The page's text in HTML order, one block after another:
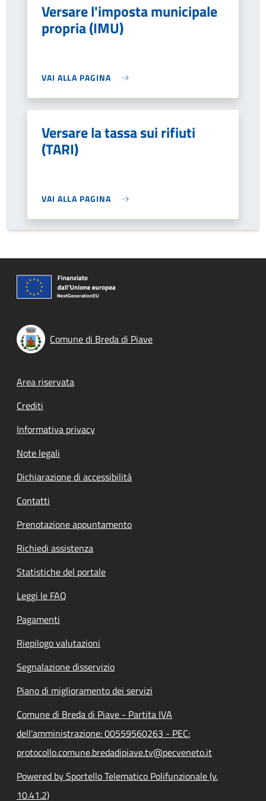
Versare l'imposta municipale
propria (IMU)
VAI ALLA PAGINA
Versare la tassa sui rifiuti
(TARI)
VAI ALLA PAGINA
Comune di Breda di Piave
Footer menu
Area riservata
Crediti
Informativa privacy
Note legali
Dichiarazione di accessibilità
Contatti
Prenotazione appuntamento
Richiedi assistenza
Statistiche del portale
Leggi le FAQ
Pagamenti
Riepilogo valutazioni
Segnalazione disservizio
Piano di miglioramento dei servizi
Comune di Breda di Piave - Partita IVA
dell'amministrazione: 00559560263 - PEC:
protocollo.comune.bredadipiave.tv@pecveneto.it
Powered by Sportello Telematico Polifunzionale (v.
10.41.2)